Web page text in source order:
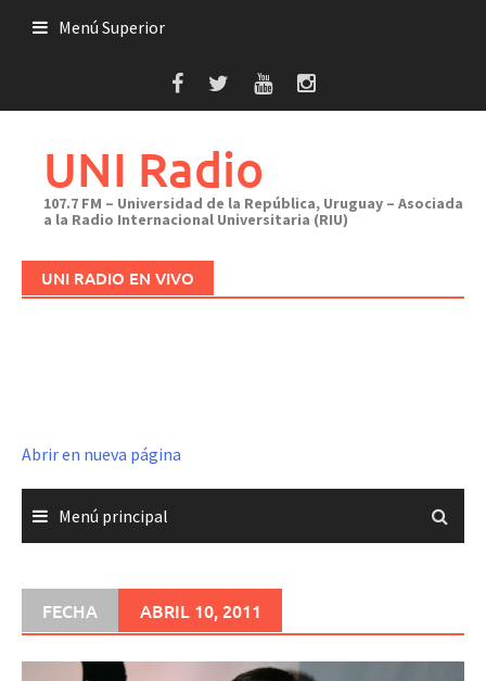
Menú Superior
UNI Radio
107.7 FM – Universidad de la República, Uruguay – Asociada
a la Radio Internacional Universitaria (RIU)
UNI RADIO EN VIVO
Abrir en nueva página
Menú principal
FECHA ABRIL 10, 2011